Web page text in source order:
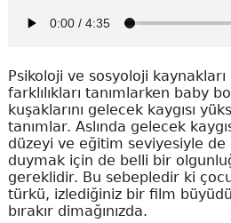
Psikoloji ve sosyoloji kaynakları
farklılıkları tanımlarken baby
kuşaklarını gelecek kaygısı
tanımlar. Aslında gelecek
düzeyi ve eğitim seviyesiyle de
duymak için de belli bir
gereklidir. Bu sebepledir ki
türkü, izlediğiniz bir film
bırakır dimağınızda.